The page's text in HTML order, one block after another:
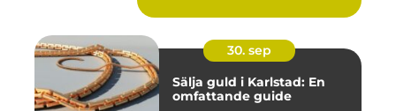
30. sep
Sälja guld i Karlstad: En
omfattande guide